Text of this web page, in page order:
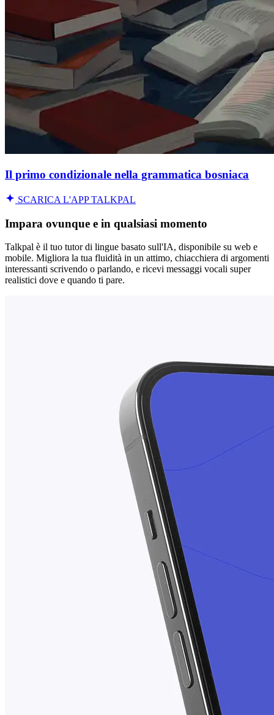
Il primo condizionale nella grammatica bosniaca
SCARICA L'APP TALKPAL
Impara ovunque e in qualsiasi momento
Talkpal è il tuo tutor di lingue basato sull'IA, disponibile su web e
mobile. Migliora la tua fluidità in un attimo, chiacchiera di argomenti
interessanti scrivendo o parlando, e ricevi messaggi vocali super
realistici dove e quando ti pare.